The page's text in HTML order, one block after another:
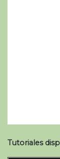
Tutoriales